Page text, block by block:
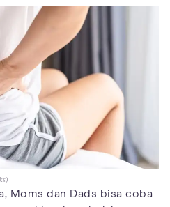
Moms dan Dads bisa coba